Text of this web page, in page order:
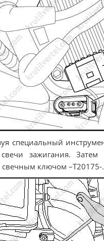
специальный
зажигания. Затем
свечным ключом –Т20175-.